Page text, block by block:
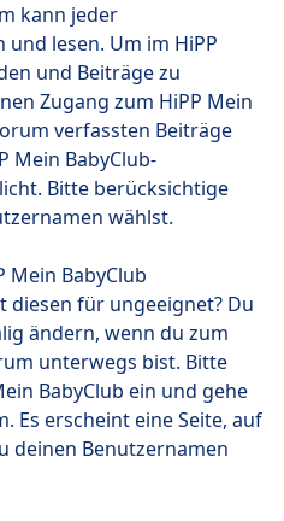
kann jeder
lesen. Um im HiPP
und Beiträge zu
Zugang zum HiPP Mein
verfassten Beiträge
Mein BabyClub-
Bitte berücksichtige
wählst.
Mein BabyClub
diesen für ungeeignet? Du
ändern, wenn du zum
unterwegs bist. Bitte
BabyClub ein und gehe
Es erscheint eine Seite, auf
deinen Benutzernamen